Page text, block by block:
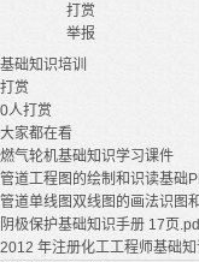
打赏
举报
基础知识培训
打赏
0人打赏
大家都在看
燃气轮机基础知识学习课件
管道工程图的绘制和识读基础
管道单线图双线图的画法识图
阴极保护基础知识手册 17页
2012 年注册化工工程师基础知